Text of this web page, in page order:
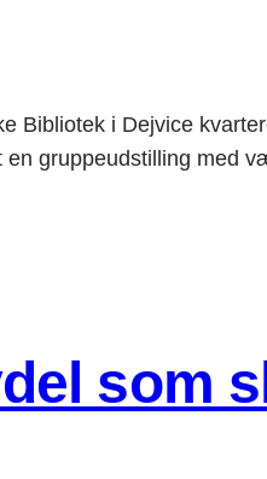
Bibliotek i Dejvice
gruppeudstilling med
som